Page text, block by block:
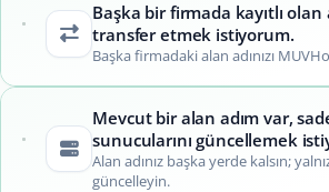
Başka bir firmada kayıtlı olan
transfer etmek istiyorum.
Başka firmadaki alan adınızı
Mevcut bir alan adım var,
sunucularını güncellemek
Alan adınız başka yerde kalsın;
güncelleyin.